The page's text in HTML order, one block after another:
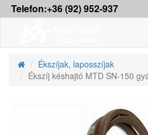
Telefon:+36 (92) 952-937
Ékszíjak, laposszíjak
Ékszíj késhajtó MTD SN-150